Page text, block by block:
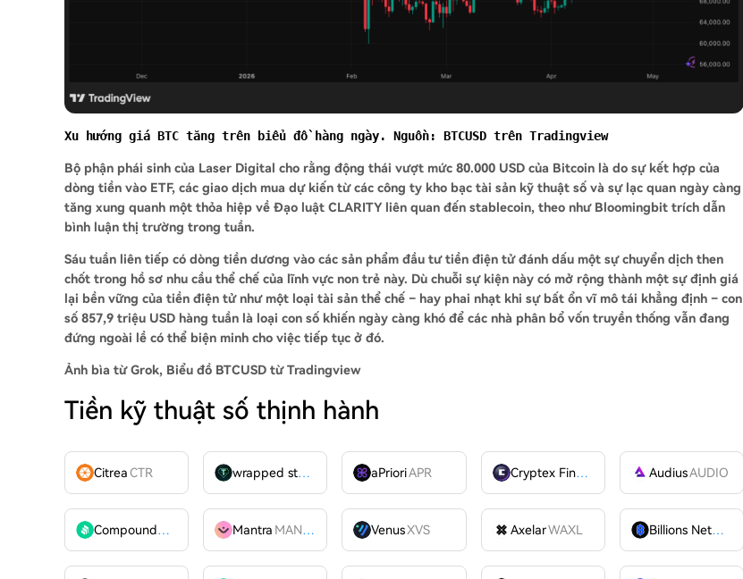
Xu hướng giá BTC tăng trên biểu đồ hàng ngày. Nguồn: BTCUSD trên Tradingview
Bộ phận phái sinh của Laser Digital cho rằng động thái vượt mức 80.000 USD của Bitcoin là do sự kết hợp của
dòng tiền vào ETF, các giao dịch mua dự kiến từ các công ty kho bạc tài sản kỹ thuật số và sự lạc quan ngày càng
tăng xung quanh một thỏa hiệp về Đạo luật CLARITY liên quan đến stablecoin, theo như Bloomingbit trích dẫn
bình luận thị trường trong tuần.
Sáu tuần liên tiếp có dòng tiền dương vào các sản phẩm đầu tư tiền điện tử đánh dấu một sự chuyển dịch then
chốt trong hồ sơ nhu cầu thể chế của lĩnh vực non trẻ này. Dù chuỗi sự kiện này có mở rộng thành một sự định giá
lại bền vững của tiền điện tử như một loại tài sản thể chế – hay phai nhạt khi sự bất ổn vĩ mô tái khẳng định – con
số 857,9 triệu USD hàng tuần là loại con số khiến ngày càng khó để các nhà phân bổ vốn truyền thống vẫn đang
đứng ngoài lề có thể biện minh cho việc tiếp tục ở đó.
Ảnh bìa từ Grok, Biểu đồ BTCUSD từ Tradingview
Tiền kỹ thuật số thịnh hành
CitreaCTR wrapped stUSDT WSTUSDTaPrioriAPR Cryptex Finance AudiusAUDIO
Compound
COMP Mantra MANTRA VenusXVS AxelarWAXL Billions Network